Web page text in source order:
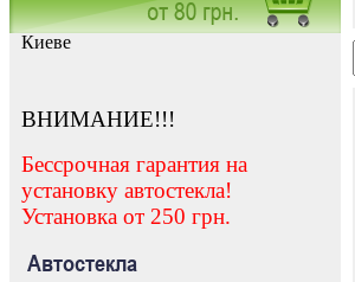
Заказать установку автостекла в
Киеве
ВНИМАНИЕ!!!
Бессрочная гарантия на
установку автостекла!
Установка от 250 грн.
Автостекла